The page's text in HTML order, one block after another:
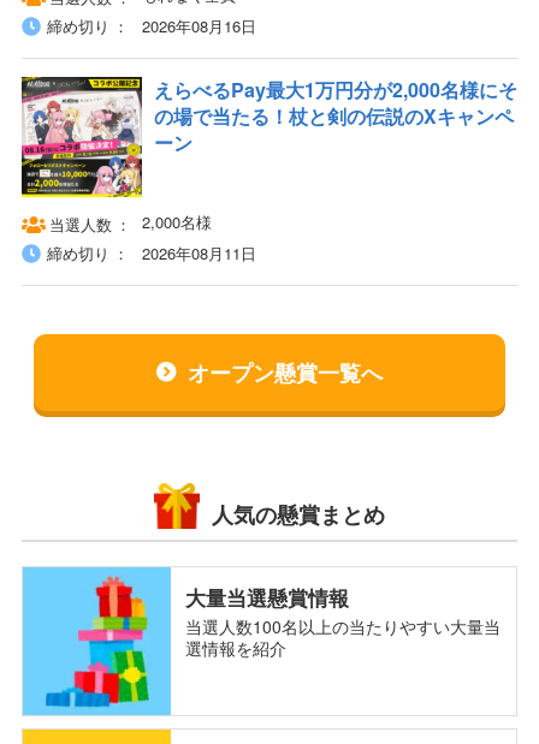
締め切り
2026年08月16日
えらべるPay最大1万円分が2,000名様にそ
の場で当たる！杖と剣の伝説のXキャンペ
ーン
当選人数
2,000名様
締め切り
2026年08月11日
オープン懸賞一覧へ
人気の懸賞まとめ
大量当選懸賞情報
当選人数100名以上の当たりやすい大量当
選情報を紹介